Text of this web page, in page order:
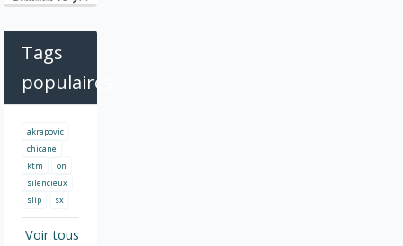
Tags
populaires
akrapovic
chicane
ktm
on
silencieux
slip
sx
Voir tous